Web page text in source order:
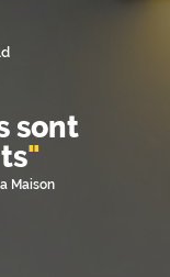
sont
Maison